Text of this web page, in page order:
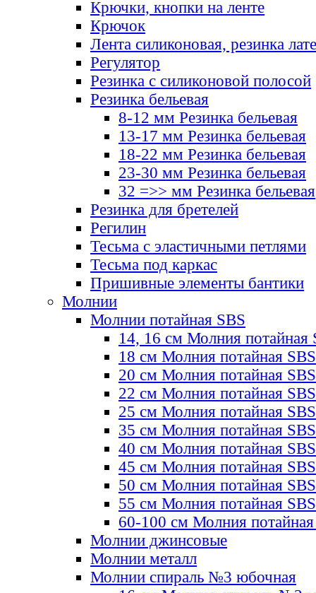
Крючки, кнопки на ленте
Крючок
Лента силиконовая, резинка
Регулятор
Резинка с силиконовой полосой
Резинка бельевая
8-12 мм Резинка бельевая
13-17 мм Резинка бельевая
18-22 мм Резинка бельевая
23-30 мм Резинка бельевая
32 =>> мм Резинка бельевая
Резинка для бретелей
Регилин
Тесьма с эластичными петлями
Тесьма под каркас
Пришивные элементы бантики
Молнии
Молнии потайная SBS
14, 16 см Молния потайная
18 см Молния потайная SBS
20 см Молния потайная SBS
22 см Молния потайная SBS
25 см Молния потайная SBS
35 см Молния потайная SBS
40 см Молния потайная SBS
45 см Молния потайная SBS
50 см Молния потайная SBS
55 см Молния потайная SBS
60-100 см Молния
Молнии джинсовые
Молнии металл
Молнии спираль №3 юбочная